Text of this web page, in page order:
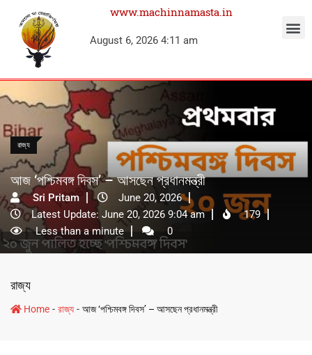
www.machinnamasta.in
August 6, 2026 4:11 am
রাজ্য
আজ ‘পশ্চিমবঙ্গ দিবস’ – আসছেন প্রধানমন্ত্রী
Sri Pritam
June 20, 2026
Latest Update: June 20, 2026 9:04 am
179
Less than a minute
0
রাজ্য
Home - রাজ্য - আজ ‘পশ্চিমবঙ্গ দিবস’ – আসছেন প্রধানমন্ত্রী